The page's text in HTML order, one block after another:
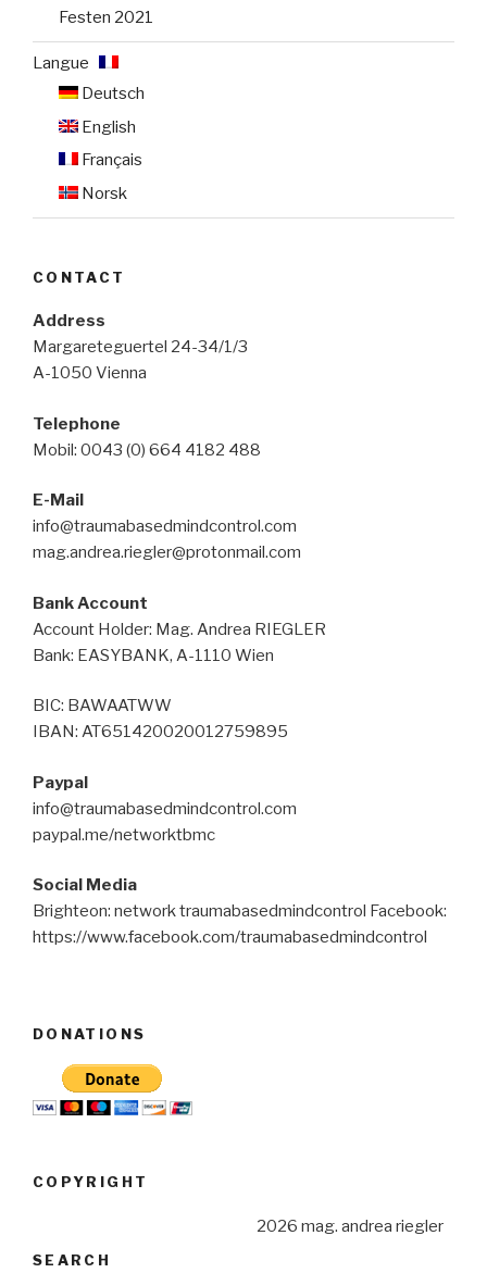
Festen 2021
Langue :
Deutsch
English
Français
Norsk
CONTACT
Address
Margareteguertel 24-34/1/3
A-1050 Vienna
Telephone
Mobil: 0043 (0) 664 4182 488
E-Mail
info@traumabasedmindcontrol.com
mag.andrea.riegler@protonmail.com
Bank Account
Account Holder: Mag. Andrea RIEGLER
Bank: EASYBANK, A-1110 Wien
BIC: BAWAATWW
IBAN: AT651420020012759895
Paypal
info@traumabasedmindcontrol.com
paypal.me/networktbmc
Social Media
Brighteon: network traumabasedmindcontrol Facebook:
https://www.facebook.com/traumabasedmindcontrol
DONATIONS
COPYRIGHT
2026 mag. andrea riegler
SEARCH